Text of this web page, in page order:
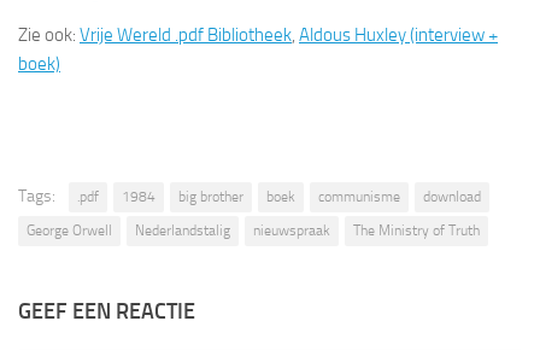
Zie ook: Vrije Wereld .pdf Bibliotheek, Aldous Huxley (interview +
boek)
Tags: .pdf 1984 big brother boek communisme
download
George Orwell
Nederlandstalig nieuwspraak The Ministry of Truth
GEEF EEN REACTIE